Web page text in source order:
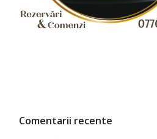
Comentarii recente